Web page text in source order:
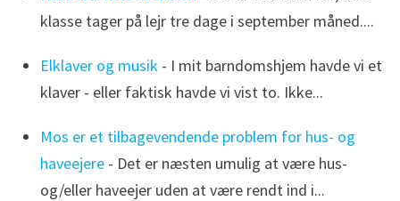
klasse tager på lejr tre dage i september måned....
Elklaver og musik - I mit barndomshjem havde vi et
klaver - eller faktisk havde vi vist to. Ikke...
Mos er et tilbagevendende problem for hus- og
haveejere- Det er næsten umulig at være hus-
og/eller haveejer uden at være rendt ind i...